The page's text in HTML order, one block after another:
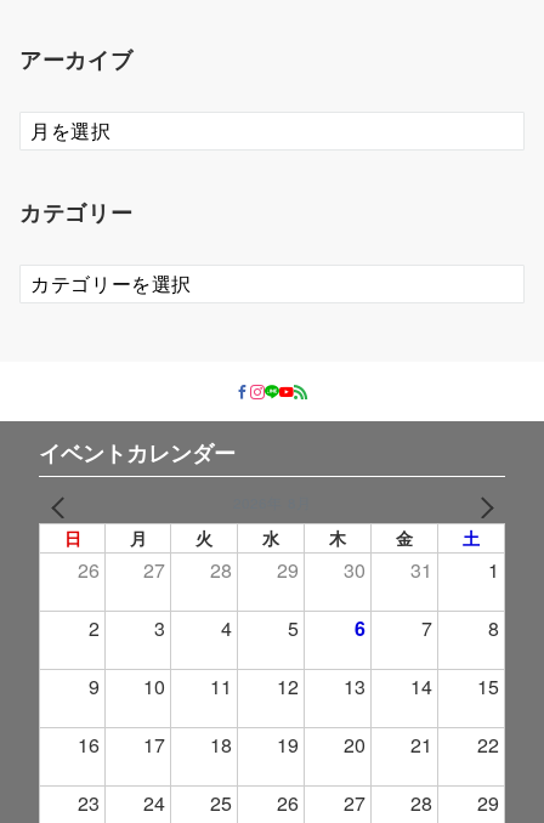
アーカイブ
ア
ー
ブ
カテゴリー
カ
テ
イベントカレンダー
日 月 火 水 木 金 土
26 27 28 29 30 31 1
2 3 4 5 6 7 8
9 10 11 12 13 14 15
16 17 18 19 20 21 22
23 24 25 26 27 28 29